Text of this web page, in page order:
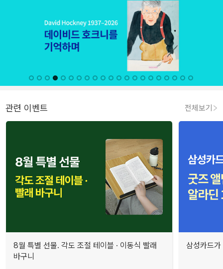
관련 이벤트 전체보기
8월 특별 선물. 각도 조절 테이블 · 이동식 빨래
바구니
삼성카드